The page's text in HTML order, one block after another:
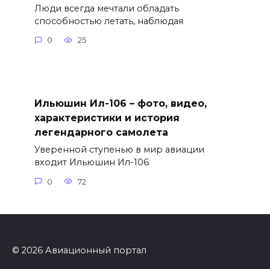
Люди всегда мечтали обладать
способностью летать, наблюдая
0 25
Ильюшин Ил-106 – фото, видео,
характеристики и история
легендарного самолета
Уверенной ступенью в мир авиации
входит Ильюшин Ил-106
0 72
© 2026 Авиационный портал